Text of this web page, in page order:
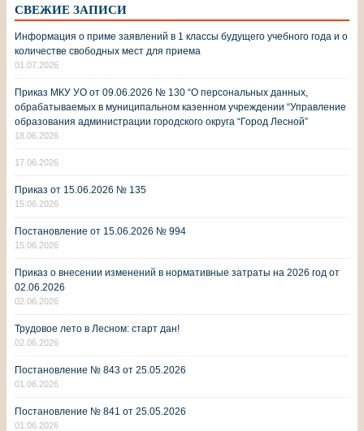
СВЕЖИЕ ЗАПИСИ
Информация о приме заявлений в 1 классы будущего учебного года и о
количестве свободных мест для приема
01.07.2026
Приказ МКУ УО от 09.06.2026 № 130 “О персональных данных,
обрабатываемых в муниципальном казенном учреждении “Управление
образования администрации городского округа “Город Лесной”
18.06.2026
17.06.2026
Приказ от 15.06.2026 № 135
15.06.2026
Постановление от 15.06.2026 № 994
15.06.2026
Приказ о внесении изменений в нормативные затраты на 2026 год от
02.06.2026
02.06.2026
Трудовое лето в Лесном: старт дан!
02.06.2026
Постановление № 843 от 25.05.2026
01.06.2026
Постановление № 841 от 25.05.2026
01.06.2026